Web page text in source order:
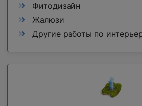
Фитодизайн
Жалюзи
Другие работы по